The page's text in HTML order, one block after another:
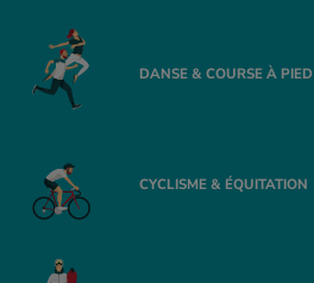
DANSE & COURSE À PIED
CYCLISME & ÉQUITATION